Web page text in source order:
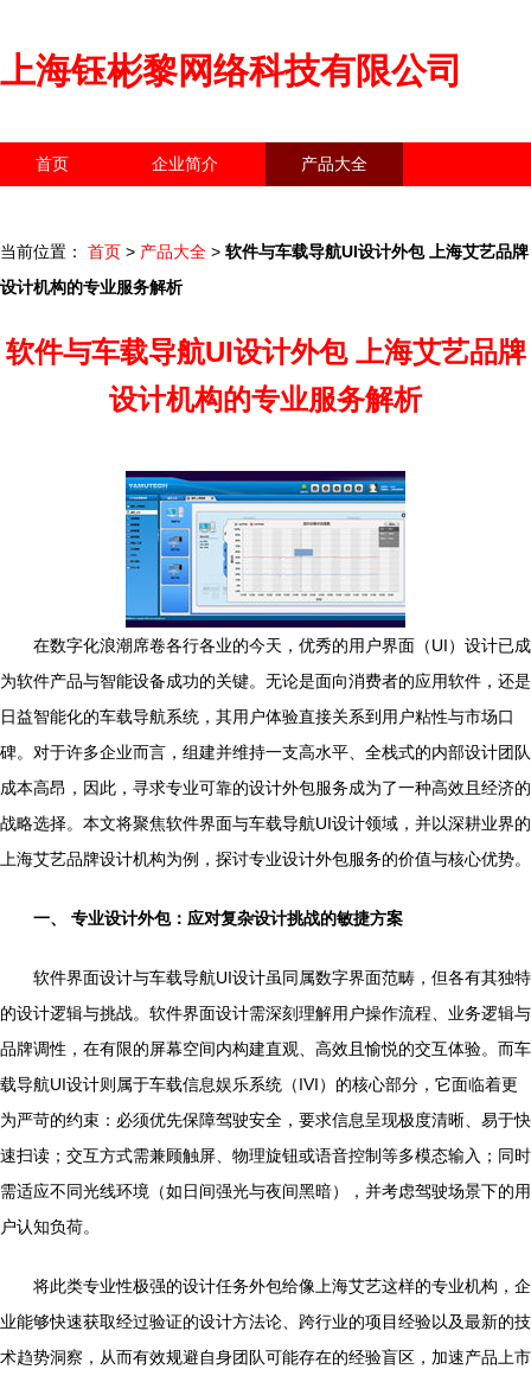
上海钰彬黎网络科技有限公司
首页 企业简介 产品大全
当前位置： 首页 > 产品大全 > 软件与车载导航UI设计外包 上海艾艺品牌
设计机构的专业服务解析
软件与车载导航UI设计外包 上海艾艺品牌
设计机构的专业服务解析
在数字化浪潮席卷各行各业的今天，优秀的用户界面（UI）设计已成
为软件产品与智能设备成功的关键。无论是面向消费者的应用软件，还是
日益智能化的车载导航系统，其用户体验直接关系到用户粘性与市场口
碑。对于许多企业而言，组建并维持一支高水平、全栈式的内部设计团队
成本高昂，因此，寻求专业可靠的设计外包服务成为了一种高效且经济的
战略选择。本文将聚焦软件界面与车载导航UI设计领域，并以深耕业界的
上海艾艺品牌设计机构为例，探讨专业设计外包服务的价值与核心优势。
一、 专业设计外包：应对复杂设计挑战的敏捷方案
软件界面设计与车载导航UI设计虽同属数字界面范畴，但各有其独特
的设计逻辑与挑战。软件界面设计需深刻理解用户操作流程、业务逻辑与
品牌调性，在有限的屏幕空间内构建直观、高效且愉悦的交互体验。而车
载导航UI设计则属于车载信息娱乐系统（IVI）的核心部分，它面临着更
为严苛的约束：必须优先保障驾驶安全，要求信息呈现极度清晰、易于快
速扫读；交互方式需兼顾触屏、物理旋钮或语音控制等多模态输入；同时
需适应不同光线环境（如日间强光与夜间黑暗），并考虑驾驶场景下的用
户认知负荷。
将此类专业性极强的设计任务外包给像上海艾艺这样的专业机构，企
业能够快速获取经过验证的设计方法论、跨行业的项目经验以及最新的技
术趋势洞察，从而有效规避自身团队可能存在的经验盲区，加速产品上市